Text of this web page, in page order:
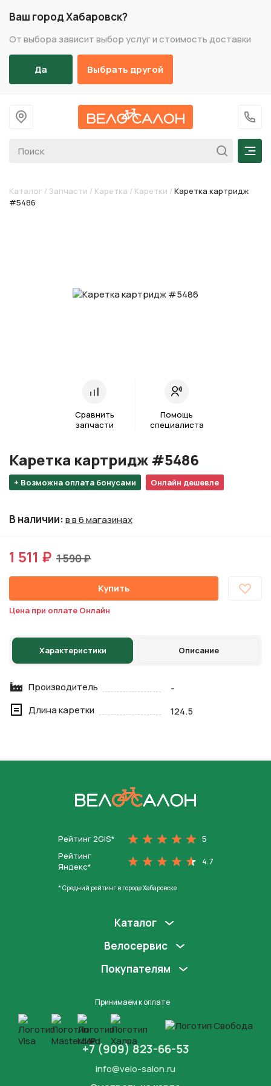
Ваш город Хабаровск?
От выбора зависит выбор услуг и стоимость доставки
Да Выбрать другой
На главную
+7
Каталог / Запчасти / Каретка / Каретки / Каретка картридж
#5486
Сравнить
запчасти
Помощь
специалиста
+ Возможна оплата бонусами Онлайн дешевле
Каретка картридж #5486
В наличии:в в 6 магазинах
1 511 ₽ 1 590 ₽
Купить
Цена при оплате Онлайн
Характеристики Описание
Производитель
-
Длина каретки
124.5
Рейтинг 2GIS*
5
Рейтинг
Яндекс*
4.7
* Средний рейтинг в городе Хабаровске
Каталог
Велосервис
Покупателям
Принимаем к оплате
+7 (909) 823-66-53
info@velo-salon.ru